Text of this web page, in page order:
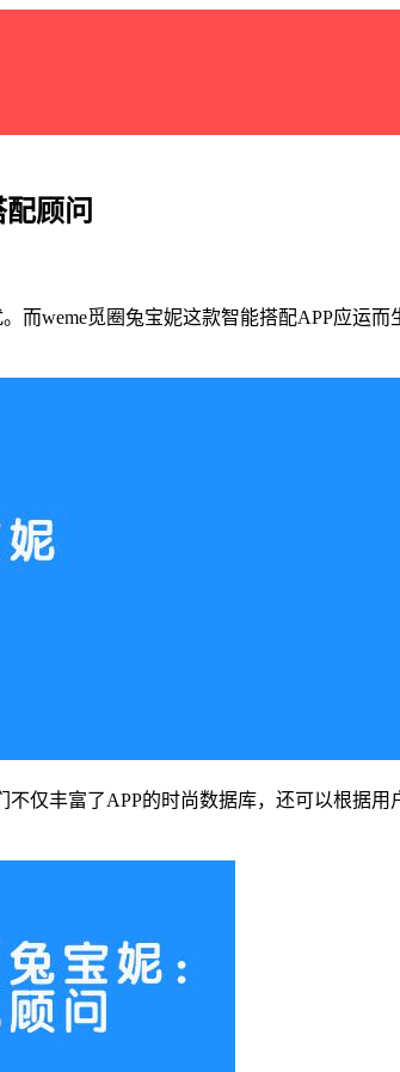
顾问
而weme觅圈兔宝妮这款智能搭配APP应运
仅丰富了APP的时尚数据库，还可以根据